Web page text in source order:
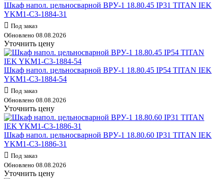
Шкаф напол. цельносварной ВРУ-1 18.80.45 IP31 TITAN IEK
YKM1-C3-1884-31
Под заказ
Обновлено 08.08.2026
Уточнить цену
Шкаф напол. цельносварной ВРУ-1 18.80.45 IP54 TITAN IEK
YKM1-C3-1884-54
Под заказ
Обновлено 08.08.2026
Уточнить цену
Шкаф напол. цельносварной ВРУ-1 18.80.60 IP31 TITAN IEK
YKM1-C3-1886-31
Под заказ
Обновлено 08.08.2026
Уточнить цену